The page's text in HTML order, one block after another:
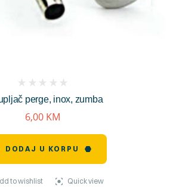
perge, inox, zumba
reviews)
6,00 KM
DODAJ U KORPU
to wishlist Quick view